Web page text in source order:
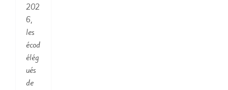
202
6,
les
écod
élég
ués
de